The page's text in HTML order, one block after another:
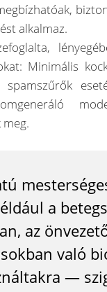
alkalmaz.
Minimális
a
az
való
—